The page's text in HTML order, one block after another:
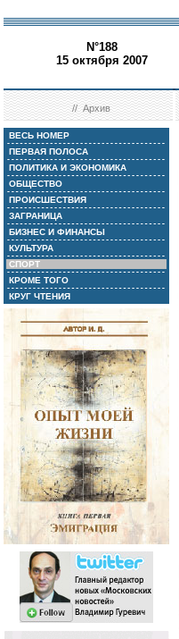
N°188
15 октября 2007
//Архив
ВЕСЬ НОМЕР
ПЕРВАЯ ПОЛОСА
ПОЛИТИКА И ЭКОНОМИКА
ОБЩЕСТВО
ПРОИСШЕСТВИЯ
ЗАГРАНИЦА
БИЗНЕС И ФИНАНСЫ
КУЛЬТУРА
СПОРТ
КРОМЕ ТОГО
КРУГ ЧТЕНИЯ